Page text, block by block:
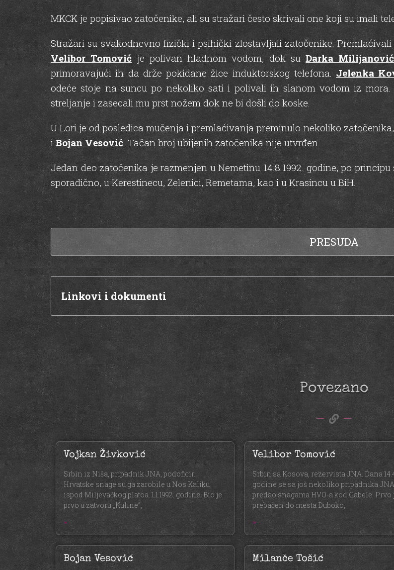
MKCK je popisivao zatočenike, ali su stražari često skrivali one koji su imali
Stražari su svakodnevno fizički i psihički zlostavljali zatočenike.
Velibor Tomovićje polivan hladnom vodom, dok suDarka
primoravajući ih da drže pokidane žice induktorskog telefona. Jelenka
odeće stoje na suncu po nekoliko sati i polivali ih slanom vodom iz mora.
streljanje i zasecali mu prst nožem dok ne bi došli do koske.
U Lori je od posledica mučenja i premlaćivanja preminulo nekoliko
iBojan Vesović . Tačan broj ubijenih zatočenika nije utvrđen.
Jedan deo zatočenika je razmenjen u Nemetinu 14.8.1992. godine, po
sporadično, u Kerestinecu, Zelenici, Remetama, kao i u Krasincu u BiH.
PRESUDA
Linkovi i dokumenti
Povezano
Vojkan Živković
Srbin iz Niša, pripadnik JNA, podoficir.
Hrvatske snage su ga zarobile u Nos Kaliku
ispod Miljevaćkog platoa. 1.1.1992. godine. Bio je
prvo u zatvoru „Kuline“,
»
Velibor Tomović
Srbin sa Kosova, rezervista JNA. Dana
godine se sa još nekoliko pripadnika JNA
predao snagama HVO-a kod Gabele. Prvo
prebačen do mesta Duboko,
»
Bojan Vesović Milanče Tošić